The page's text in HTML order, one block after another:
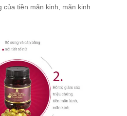
của tiền mãn kinh, mãn kinh